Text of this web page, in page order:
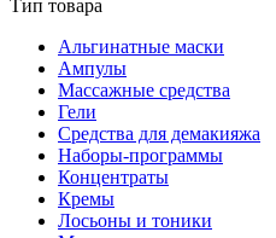
Тип товара
Альгинатные маски
Ампулы
Массажные средства
Гели
Средства для демакияжа
Наборы-программы
Концентраты
Кремы
Лосьоны и тоники